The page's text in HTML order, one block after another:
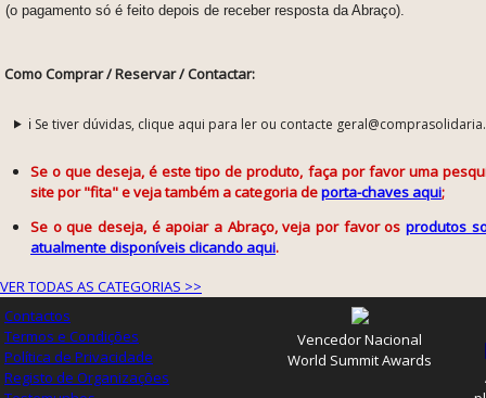
(o pagamento só é feito depois de receber resposta da Abraço).
Como Comprar / Reservar / Contactar:
ℹ️ Se tiver dúvidas, clique aqui para ler ou contacte
Se o que deseja, é este tipo de produto, faça por favor uma
site por "fita" e veja também a categoria deporta-chaves aqui;
Se o que deseja, é apoiar a Abraço, veja por favor os produtos
atualmente disponíveis clicando aqui.
VER TODAS AS CATEGORIAS >>
Contactos
Termos e Condições
Política de Privacidade
Registo de Organizações
Vencedor Nacional
World Summit Awards